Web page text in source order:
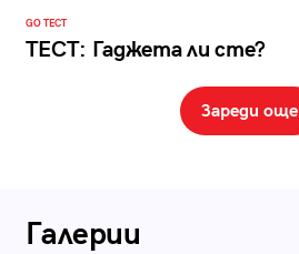
GO ТЕСТ
ТЕСТ: Гаджета ли сте?
Зареди още
Галерии